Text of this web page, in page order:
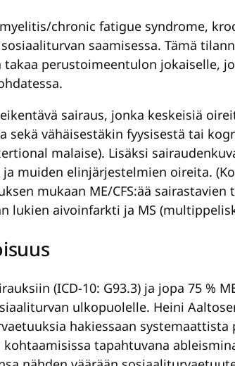
chronic fatigue syndrome,
saamisessa. Tämä
takaa perustoimeentulon
sairaus, jonka keskeisiä
vähäisestäkin fyysisestä tai
malaise). Lisäksi
muiden elinjärjestelmien oireita.
mukaan ME/CFS:ää
lukien aivoinfarkti ja MS
(ICD-10: G93.3) ja jopa 75 %
ulkopuolelle. Heini
hakiessaan
tapahtuvana